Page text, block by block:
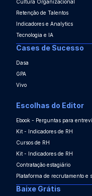
Cultura Organizacional
Retenção de Talentos
Indicadores e Analytics
Tecnologia e IA
Cases de Sucesso
Dasa
GPA
Vivo
Escolhas do Editor
Ebook - Perguntas para
Kit - Indicadores de RH
Cursos de RH
Kit - Indicadores de RH
Contratação estagiário
Plataforma de recrutamento e
Baixe Grátis